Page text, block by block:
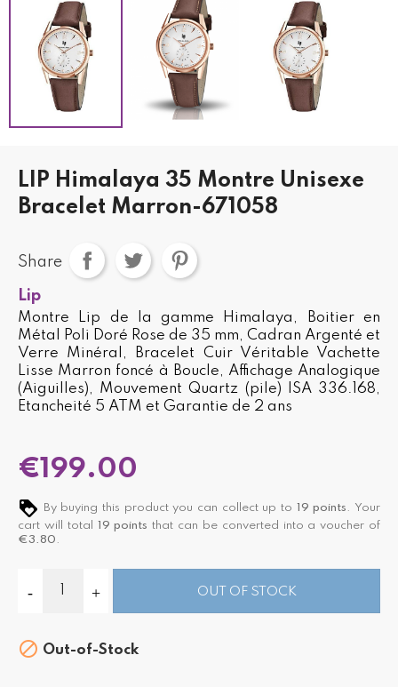
LIP Himalaya 35 Montre Unisexe
Bracelet Marron-671058
Share
Lip
Montre Lip de la gamme Himalaya, Boitier en
Métal Poli Doré Rose de 35 mm, Cadran Argenté et
Verre Minéral, Bracelet Cuir Véritable Vachette
Lisse Marron foncé à Boucle, Affichage Analogique
(Aiguilles), Mouvement Quartz (pile) ISA 336.168,
Etancheité 5 ATM et Garantie de 2 ans
€199.00
By buying this product you can collect up to 19 points . Your
cart will total 19 points that can be converted into a voucher of
€3.80 .
OUT OF STOCK
 Out-of-Stock